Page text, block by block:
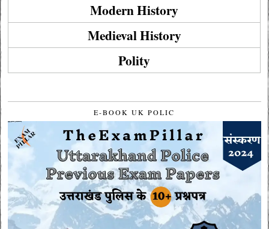
Modern History
Medieval History
Polity
E-BOOK UK POLIC